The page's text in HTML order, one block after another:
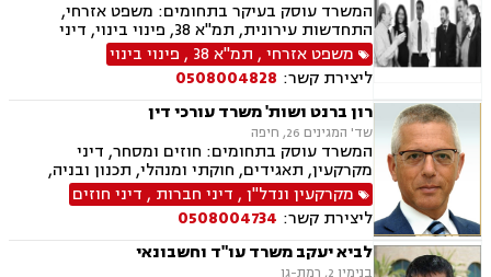
המשרד עוסק בעיקר בתחומים: משפט אזרחי,
התחדשות עירונית, תמ"א 38, פינוי בינוי, דיני
מקרקעין, מיסים, גילוי מרצון, דיני תאגידים, הפקעת
קרקעות, תכנון ובניה, דיור מוגן, ירושות וצוואות,
חוקתי ומנהלי, ליווי עסקי, ליטיגציה, ליקויי בנייה,
לשון הרע, מיסוי נדל"ן, מיסוי עירוני, מיסוי פלילי,
מסחר בינלאומי, נוטריון, דיני התיישנות, זכויות
יוצרים, נדל"ן, סדר דין אזרחי וראיות, עבירות מס
כלכליות, עסקאות מכר דירה, ערבויות ושטרות, פינוי
מושכר, קבוצות רכישה, רישוי עסקים, עריכת ייפוי
כוח מתמשך
משפט אזרחי , תמ"א 38 , פינוי בינוי
ליצירת קשר: 0508004828
רון ברנט ושות' משרד עורכי דין
שד' המגינים 26, חיפה
המשרד עוסק בתחומים: חוזים ומסחר, דיני
מקרקעין, תאגידים, חוקתי ומנהלי, תכנון ובניה,
תמ"א 38, מיסוי עירוני.מקרקעין ונדל"ן, דיני חברות , דיני חוזים
ליצירת קשר: 0508004734
לביא יעקב משרד עו"ד וחשבונאי
בנימין 2, רמת-גן